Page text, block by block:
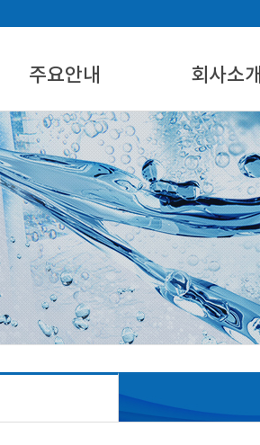
주요안내
치활용지역
생성지수표
업재산권
회사소개
CEO인사말
기업현황
찾아오시는길